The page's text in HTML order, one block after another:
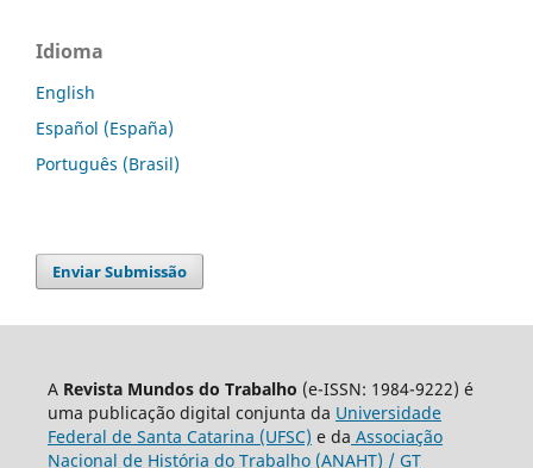
Idioma
English
Español (España)
Português (Brasil)
Enviar Submissão
A Revista Mundos do Trabalho (e-ISSN: 1984-9222) é
uma publicação digital conjunta da Universidade
Federal de Santa Catarina (UFSC) e da Associação
Nacional de História do Trabalho (ANAHT) / GT